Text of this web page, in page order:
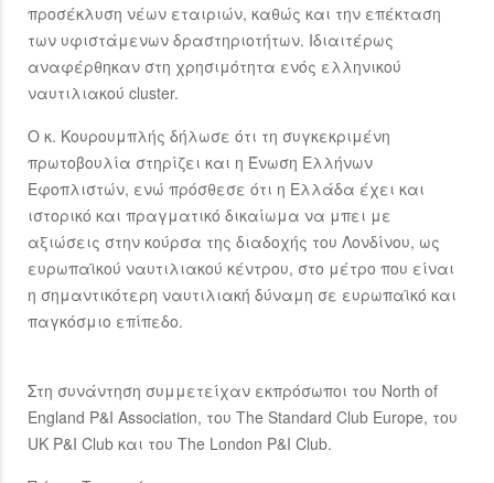
προσέκλυση νέων εταιριών, καθώς και την επέκταση
των υφιστάμενων δραστηριοτήτων. Ιδιαιτέρως
αναφέρθηκαν στη χρησιμότητα ενός ελληνικού
ναυτιλιακού cluster.
Ο κ. Κουρουμπλής δήλωσε ότι τη συγκεκριμένη
πρωτοβουλία στηρίζει και η Ένωση Ελλήνων
Εφοπλιστών, ενώ πρόσθεσε ότι η Ελλάδα έχει και
ιστορικό και πραγματικό δικαίωμα να μπει με
αξιώσεις στην κούρσα της διαδοχής του Λονδίνου, ως
ευρωπαϊκού ναυτιλιακού κέντρου, στο μέτρο που είναι
η σημαντικότερη ναυτιλιακή δύναμη σε ευρωπαϊκό και
παγκόσμιο επίπεδο.
Στη συνάντηση συμμετείχαν εκπρόσωποι του North of
England P&I Association, του The Standard Club Europe, του
UK P&I Club και του The London P&I Club.